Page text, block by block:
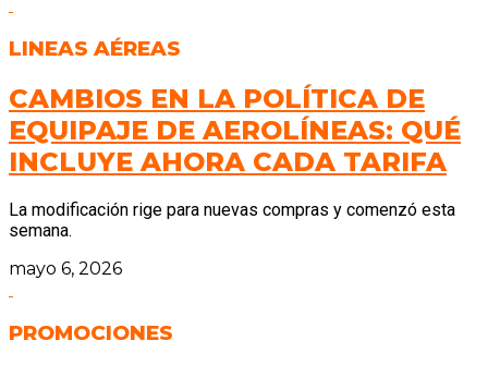
LINEAS AÉREAS
CAMBIOS EN LA POLÍTICA DE
EQUIPAJE DE AEROLÍNEAS: QUÉ
INCLUYE AHORA CADA TARIFA
La modificación rige para nuevas compras y comenzó esta
semana.
mayo 6, 2026
PROMOCIONES